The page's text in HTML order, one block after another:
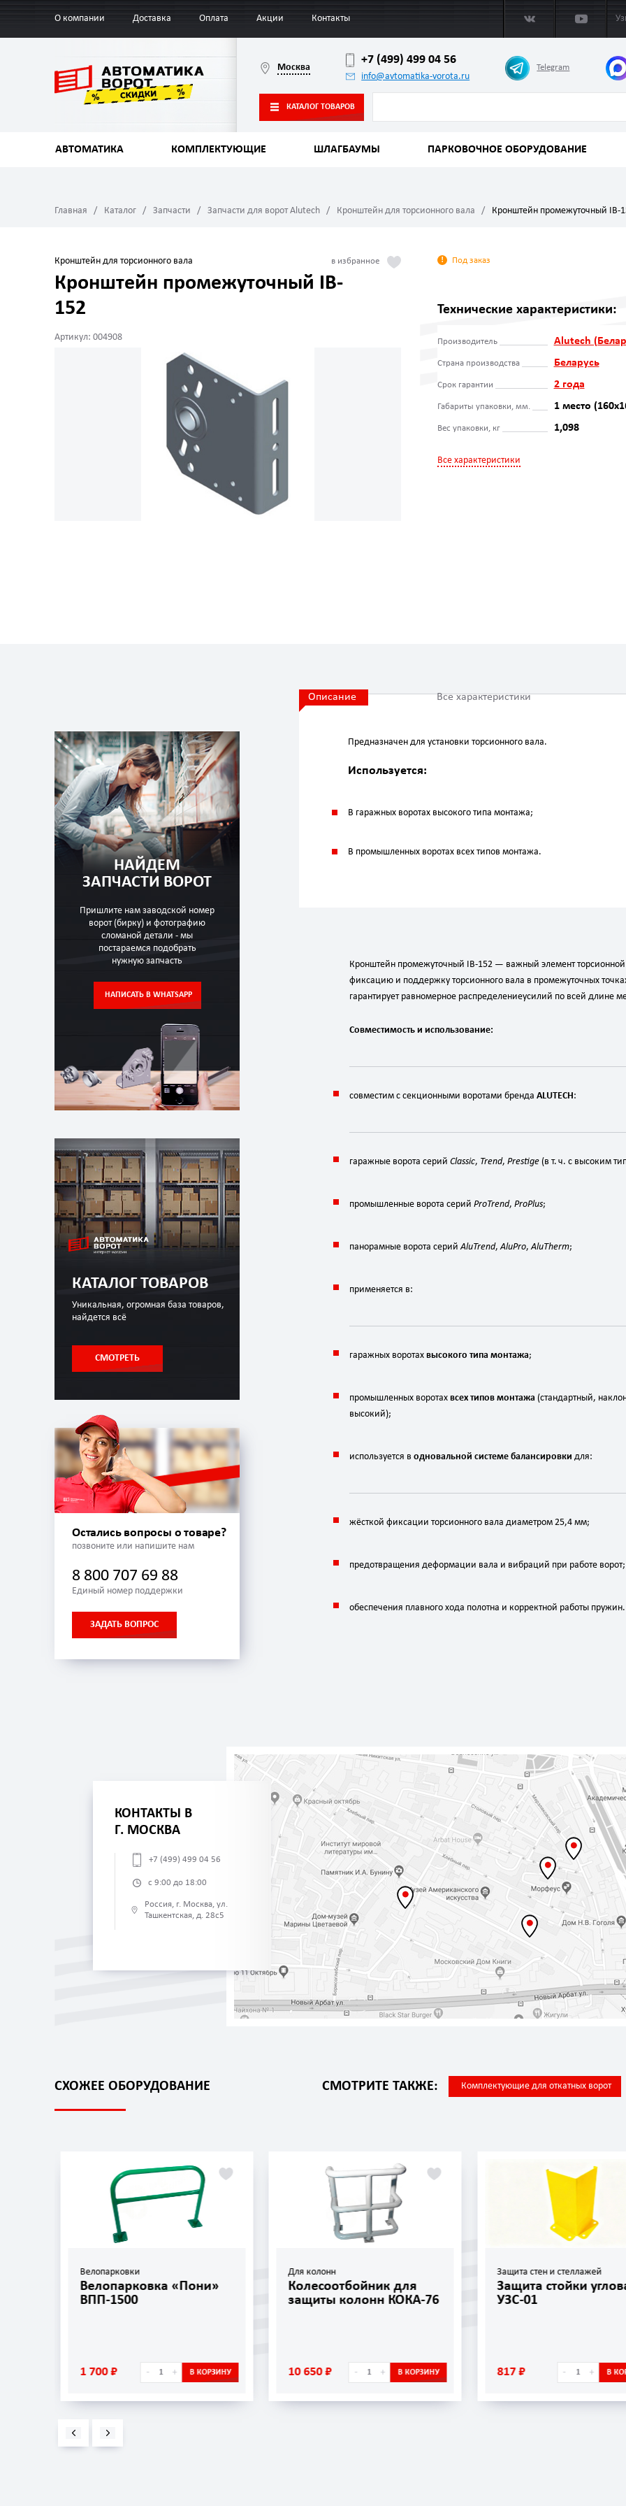
О компании Доставка Оплата Акции Контакты
Москва
+7 (499) 499 04 56
info@avtomatika-vorota.ru
Telegram
КАТАЛОГ ТОВАРОВ
АВТОМАТИКА КОМПЛЕКТУЮЩИЕ ШЛАГБАУМЫ ПАРКОВОЧНОЕ ОБОРУДОВАНИЕ
Главная Каталог Запчасти Запчасти для ворот Alutech Кронштейн для торсионного вала Кронштейн промежуточный IB-
Кронштейн для торсионного вала
Кронштейн промежуточный IB-
152
Артикул: 004908
Под заказ
Технические характеристики:
Производитель Alutech
Страна производства Беларусь
Срок гарантии 2 года
Габариты упаковки, мм. 1 место
Вес упаковки, кг 1,098
Все характеристики
НАЙДЕМ
ЗАПЧАСТИ ВОРОТ
Пришлите нам заводской номер
ворот (бирку) и фотографию
сломаной детали - мы
постараемся подобрать
нужную запчасть
НАПИСАТЬ В WHATSAPP
КАТАЛОГ ТОВАРОВ
Уникальная, огромная база товаров,
найдется всё
СМОТРЕТЬ
Остались вопросы о товаре?
позвоните или напишите нам
8 800 707 69 88
Единый номер поддержки
ЗАДАТЬ ВОПРОС
Описание Все характеристики
Предназначен для установки торсионного вала.
Используется:
В гаражных воротах высокого типа монтажа;
В промышленных воротах всех типов монтажа.
Кронштейн промежуточный IB‑152 — важный элементторсионной
фиксацию и поддержку торсионного вала в промежуточных
гарантируетравномерное распределениеусилий по всей длине
Совместимость и использование:
совместим с секционными воротами бренда ALUTECH:
гаражные ворота серий Classic, Trend, Prestige (в т. ч. с высоким
промышленные ворота серий ProTrend, ProPlus;
панорамные ворота серийAluTrend,AluPro,AluTherm;
применяется в:
гаражных воротах высокого типа монтажа;
промышленных воротах всех типов монтажа (стандартный,
высокий);
используется в одновальной системе балансировки для:
жёсткой фиксации торсионного вала диаметром 25,4 мм;
предотвращения деформации вала и вибраций при работе ворот;
обеспечения плавного хода полотна и корректной работы пружин.
КОНТАКТЫ В
Г. МОСКВА
+7 (499) 499 04 56
с 9:00 до 18:00
Россия, г. Москва, ул.
Ташкентская, д. 28с5
СХОЖЕЕ ОБОРУДОВАНИЕ СМОТРИТЕ ТАКЖЕ: Комплектующие для откатных ворот
Велопарковки
Велопарковка «Пони»
ВПП-1500
1 700 ₽ - + В КОРЗИНУ
Для колонн
Колесоотбойник для
защиты колонн КОКА-76
10 650 ₽ - + В КОРЗИНУ
Защита стен и стеллажей
Защита стойки
УЗС-01
817 ₽ - + В